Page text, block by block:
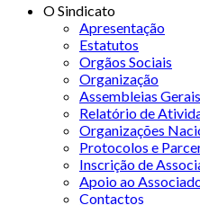
O Sindicato
Apresentação
Estatutos
Orgãos Sociais
Organização
Assembleias Gerais
Relatório de
Organizações
Protocolos e
Inscrição de
Apoio ao
Contactos